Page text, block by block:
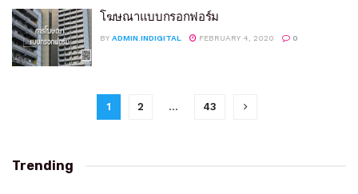
โฆษณาแบบกรอกฟอร์ม
BY ADMIN.INDIGITAL FEBRUARY 4, 2020 0
1 2 … 43
Trending